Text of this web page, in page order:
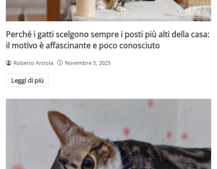
Perché i gatti scelgono sempre i posti più alti della casa:
il motivo è affascinante e poco conosciuto
Roberto Arciola Novembre 5, 2025
Leggi di più